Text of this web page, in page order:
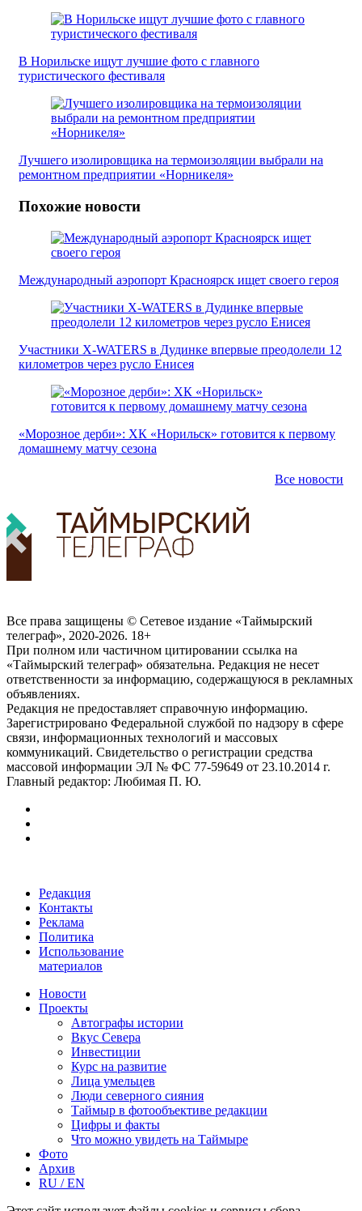
В Норильске ищут лучшие фото с главного
туристического фестиваля
Лучшего изолировщика на термоизоляции выбрали на
ремонтном предприятии «Норникеля»
Похожие новости
Международный аэропорт Красноярск ищет своего героя
Участники X-WATERS в Дудинке впервые преодолели 12
километров через русло Енисея
«Морозное дерби»: ХК «Норильск» готовится к первому
домашнему матчу сезона
Все новости
Все права защищены © Сетевое издание «Таймырский
телеграф», 2020-2026. 18+
При полном или частичном цитировании ссылка на
«Таймырский телеграф» обязательна. Редакция не несет
ответственности за информацию, содержащуюся в рекламных
объявлениях.
Редакция не предоставляет справочную информацию.
Зарегистрировано Федеральной службой по надзору в сфере
связи, информационных технологий и массовых
коммуникаций. Свидетельство о регистрации средства
массовой информации ЭЛ № ФС 77-59649 от 23.10.2014 г.
Главный редактор: Любимая П. Ю.
Редакция
Контакты
Реклама
Политика
Использование
материалов
Новости
Проекты
Автографы истории
Вкус Севера
Инвестиции
Курс на развитие
Лица умельцев
Люди северного сияния
Таймыр в фотообъективе редакции
Цифры и факты
Что можно увидеть на Таймыре
Фото
Архив
RU / EN